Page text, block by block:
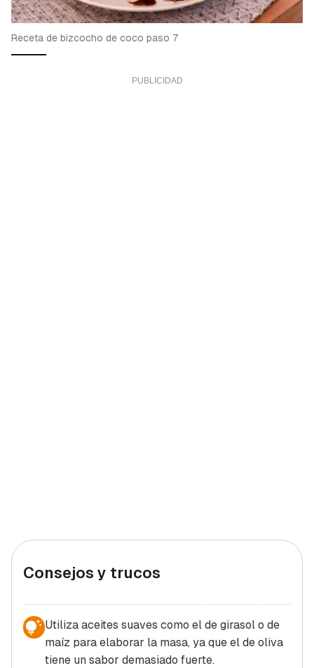
Receta de bizcocho de coco paso 7
Consejos y trucos
Utiliza aceites suaves como el de girasol o de
maíz para elaborar la masa, ya que el de oliva
tiene un sabor demasiado fuerte.